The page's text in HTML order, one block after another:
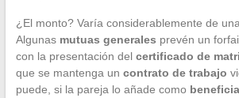
¿El monto? Varía considerablemente de
Algunas mutuas generales prevén un
con la presentación del certificado de
que se mantenga un contrato de trabajo
puede, si la pareja lo añade como